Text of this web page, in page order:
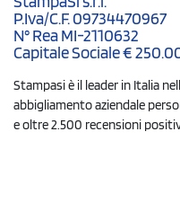
P.Iva/C.F. 09734470967
N° Rea MI-2110632
Capitale Sociale €
Stampasi è il leader in Italia
abbigliamento aziendale
e oltre 2.500 recensioni